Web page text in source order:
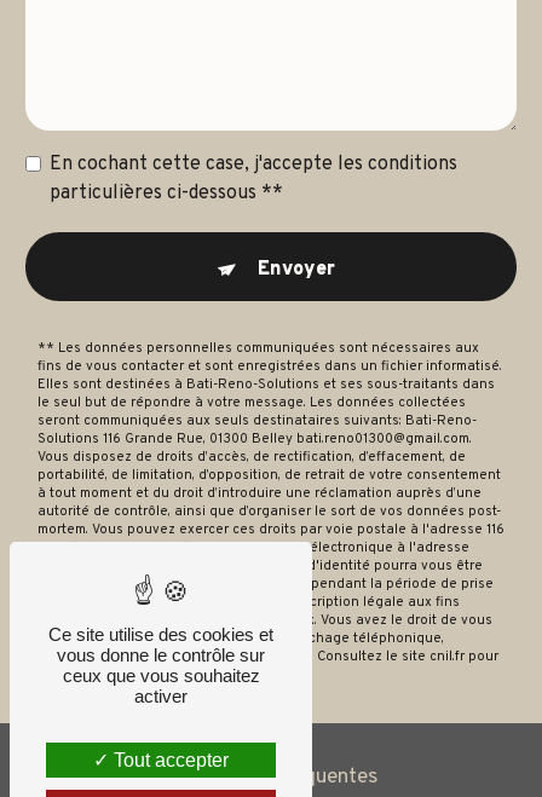
En cochant cette case, j'accepte les conditions
particulières ci-dessous **
Envoyer
** Les données personnelles communiquées sont nécessaires aux
fins de vous contacter et sont enregistrées dans un fichier informatisé.
Elles sont destinées à Bati-Reno-Solutions et ses sous-traitants dans
le seul but de répondre à votre message. Les données collectées
seront communiquées aux seuls destinataires suivants: Bati-Reno-
Solutions 116 Grande Rue, 01300 Belley bati.reno01300@gmail.com.
Vous disposez de droits d’accès, de rectification, d’effacement, de
portabilité, de limitation, d’opposition, de retrait de votre consentement
à tout moment et du droit d’introduire une réclamation auprès d’une
autorité de contrôle, ainsi que d’organiser le sort de vos données post-
mortem. Vous pouvez exercer ces droits par voie postale à l'adresse 116
Grande Rue, 01300 Belley ou par courrier électronique à l'adresse
bati.reno01300@gmail.com. Un justificatif d'identité pourra vous être
demandé. Nous conservons vos données pendant la période de prise
de contact puis pendant la durée de prescription légale aux fins
probatoires et de gestion des contentieux. Vous avez le droit de vous
inscrire sur la liste d'opposition au démarchage téléphonique,
disponible à cette adresse: Bloctel.gouv.fr
. Consultez le site cnil.fr pour
plus d’informations sur vos droits.
Recherches fréquentes
Ce site utilise des cookies et
vous donne le contrôle sur
ceux que vous souhaitez
activer
Tout accepter